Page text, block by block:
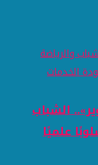
الشباب
علميًا